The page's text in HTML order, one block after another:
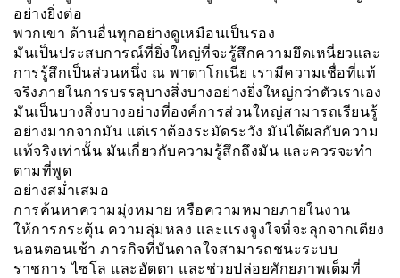
อย่างยิ่งต่อ
พวกเขา ด้านอื่นทุกอย่างดูเหมือนเป็นรอง
มันเป็นประสบการณ์ที่ยิ่งใหญ่ที่จะรู้สึกความยึดเหนี่ยวและ
การรู้สึกเป็นส่วนหนึ่ง ณ พาตาโกเนีย เรามีความเชื่อที่แท้
จริงภายในการบรรลุบางสิ่งบางอย่างยิ่งใหญ่กว่าตัวเราเอง
มันเป็นบางสิ่งบางอย่างที่องค์การส่วนใหญ่สามารถเรียนรู้
อย่างมากจากมัน แต่เราต้องระมัดระวัง มันได้ผลกับความ
แท้จริงเท่านั้น มันเกี่ยวกับความรู้สึกถึงมัน และควรจะทำ
ตามที่พูด
อย่างสม่ำเสมอ
การค้นหาความมุ่งหมาย หรือความหมายภายในงาน
ให้การกระตุ้น ความลุ่มหลง และเเรงจูงใจที่จะลุกจากเตียง
นอนตอนเช้า ภารกิจที่บันดาลใจสามารถชนะระบบ
ราชการ ไซโล และอัตตา และช่วยปล่อยศักยภาพเต็มที่